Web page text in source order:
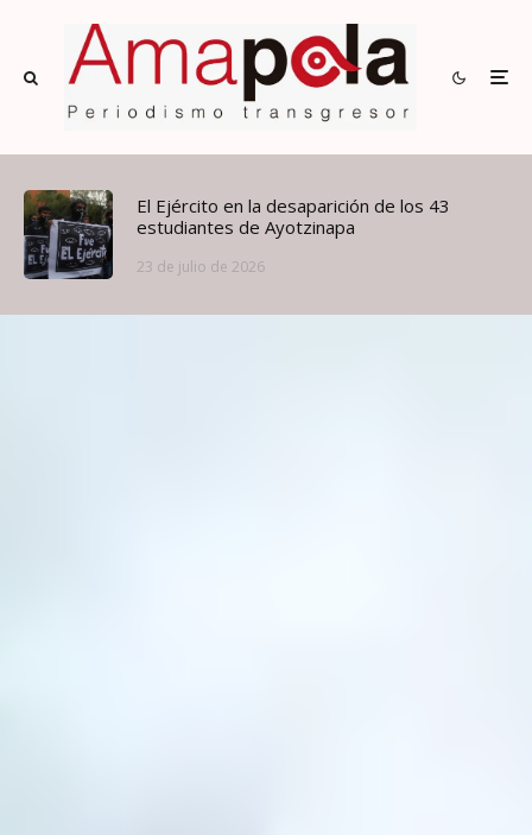
El Ejército en la desaparición de los 43
estudiantes de Ayotzinapa
23 de julio de 2026